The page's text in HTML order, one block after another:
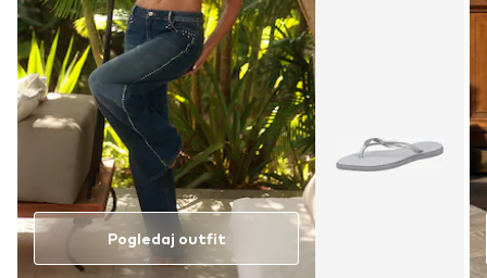
Pogledaj outfit